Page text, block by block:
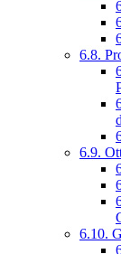
6.8.
6.9.
6.10.